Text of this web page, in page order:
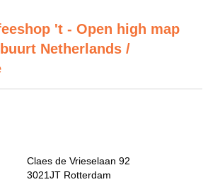
't - Open high map
Netherlands /
Claes de Vrieselaan 92
3021JT Rotterdam